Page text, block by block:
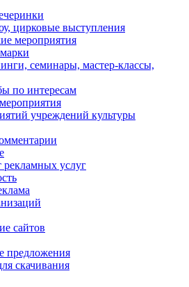
цирковые выступления
мероприятия
семинары, мастер-классы,
по интересам
учреждений культуры
рекламных услуг
сайтов
предложения
скачивания